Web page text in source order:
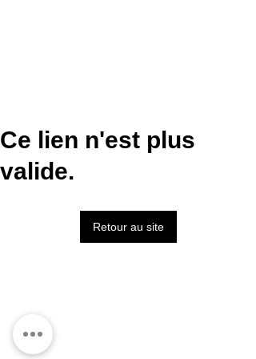
Ce lien n'est plus
valide.
Retour au site